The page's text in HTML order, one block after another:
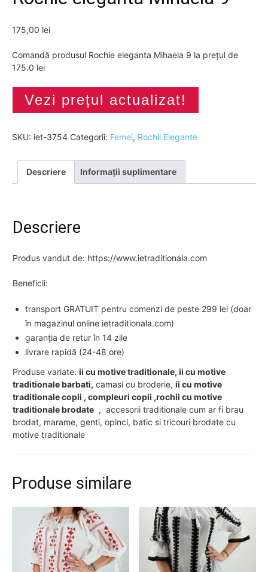
175,00 lei
Comandă produsul Rochie eleganta Mihaela 9 la prețul de
175.0 lei
Vezi prețul actualizat!
SKU: iet-3754 Categorii: Femei, Rochii Elegante
Descriere Informații suplimentare
Descriere
Produs vandut de: https://www.ietraditionala.com
Beneficii:
transport GRATUIT pentru comenzi de peste 299 lei (doar
în magazinul online ietraditionala.com)
garanția de retur în 14 zile
livrare rapidă (24-48 ore)
Produse variate: ii cu motive traditionale, ii cu motive
traditionale barbati, camasi cu broderie, ii cu motive
traditionale copii , compleuri copii ,rochii cu motive
traditionale brodate , accesorii traditionale cum ar fi brau
brodat, marame, genti, opinci, batic si tricouri brodate cu
motive traditionale
Produse similare